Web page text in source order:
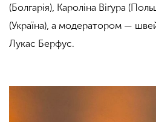
(Болгарія), Кароліна Віґура
(Україна), а модератором —
Лукас Берфус.